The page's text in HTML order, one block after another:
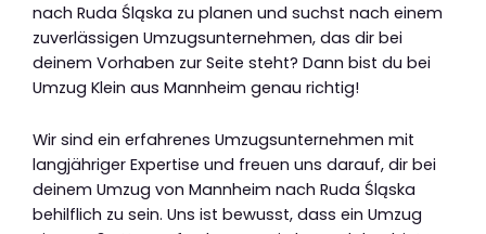
nach Ruda Śląska zu planen und suchst nach einem
zuverlässigen Umzugsunternehmen, das dir bei
deinem Vorhaben zur Seite steht? Dann bist du bei
Umzug Klein aus Mannheim genau richtig!
Wir sind ein erfahrenes Umzugsunternehmen mit
langjähriger Expertise und freuen uns darauf, dir bei
deinem Umzug von Mannheim nach Ruda Śląska
behilflich zu sein. Uns ist bewusst, dass ein Umzug